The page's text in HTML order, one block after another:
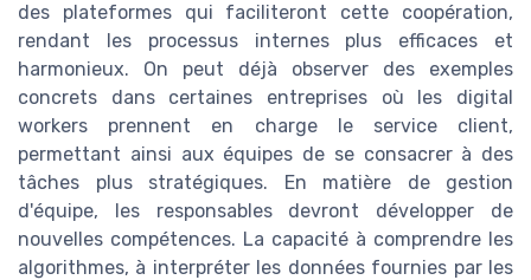
des plateformes qui faciliteront cette coopération,
rendant les processus internes plus efficaces et
harmonieux. On peut déjà observer des exemples
concrets dans certaines entreprises où les digital
workers prennent en charge le service client,
permettant ainsi aux équipes de se consacrer à des
tâches plus stratégiques. En matière de gestion
d'équipe, les responsables devront développer de
nouvelles compétences. La capacité à comprendre les
algorithmes, à interpréter les données fournies par les